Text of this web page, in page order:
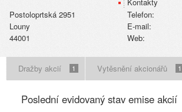
Postoloprtská 2951
Louny
44001
Telefon:
E-mail:
Web:
Dražby akcií 1 Vytěsnění akcionářů 1
Poslední evidovaný stav emise akcií